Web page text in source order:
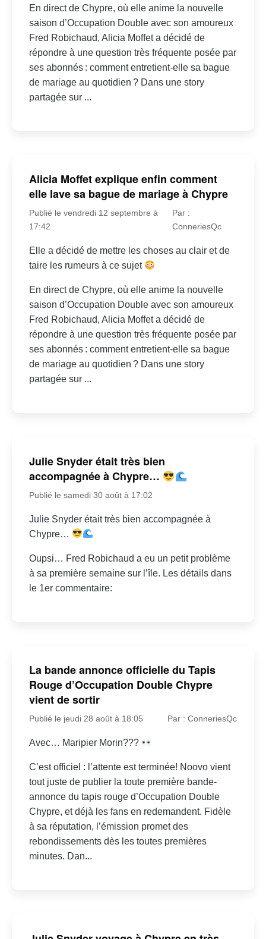
En direct de Chypre, où elle anime la nouvelle
saison d’Occupation Double avec son amoureux
Fred Robichaud, Alicia Moffet a décidé de
répondre à une question très fréquente posée par
ses abonnés : comment entretient-elle sa bague
de mariage au quotidien ? Dans une story
partagée sur ...
Alicia Moffet explique enfin comment
elle lave sa bague de mariage à Chypre
Publié le vendredi 12 septembre à
17:42
Par :
ConneriesQc
Elle a décidé de mettre les choses au clair et de
taire les rumeurs à ce sujet
En direct de Chypre, où elle anime la nouvelle
saison d’Occupation Double avec son amoureux
Fred Robichaud, Alicia Moffet a décidé de
répondre à une question très fréquente posée par
ses abonnés : comment entretient-elle sa bague
de mariage au quotidien ? Dans une story
partagée sur ...
Julie Snyder était très bien
accompagnée à Chypre…
Publié le samedi 30 août à 17:02
Julie Snyder était très bien accompagnée à
Chypre…
Oupsi… Fred Robichaud a eu un petit problème
à sa première semaine sur l’île. Les détails dans
le 1er commentaire:
La bande annonce officielle du Tapis
Rouge d’Occupation Double Chypre
vient de sortir
Publié le jeudi 28 août à 18:05 Par : ConneriesQc
Avec… Maripier Morin???
C’est officiel : l’attente est terminée! Noovo vient
tout juste de publier la toute première bande-
annonce du tapis rouge d’Occupation Double
Chypre, et déjà les fans en redemandent. Fidèle
à sa réputation, l’émission promet des
rebondissements dès les toutes premières
minutes. Dan...